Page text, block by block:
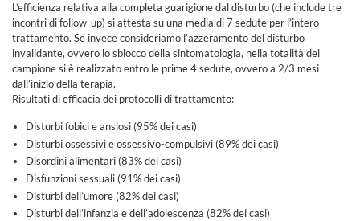
L’efficienza relativa alla completa guarigione dal disturbo (che include tre
incontri di follow-up) si attesta su una media di 7 sedute per l’intero
trattamento. Se invece consideriamo l’azzeramento del disturbo
invalidante, ovvero lo sblocco della sintomatologia, nella totalità del
campione si è realizzato entro le prime 4 sedute, ovvero a 2/3 mesi
dall’inizio della terapia.
Risultati di efficacia dei protocolli di trattamento:
Disturbi fobici e ansiosi (95% dei casi)
Disturbi ossessivi e ossessivo-compulsivi (89% dei casi)
Disordini alimentari (83% dei casi)
Disfunzioni sessuali (91% dei casi)
Disturbi dell’umore (82% dei casi)
Disturbi dell’infanzia e dell’adolescenza (82% dei casi)